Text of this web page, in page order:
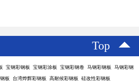
Top
宝钢彩钢板 宝钢彩涂板 宝钢彩钢卷 马钢彩钢板 马钢彩钢
板 台湾烨辉彩钢板 高耐候彩钢板 硅改性彩钢板